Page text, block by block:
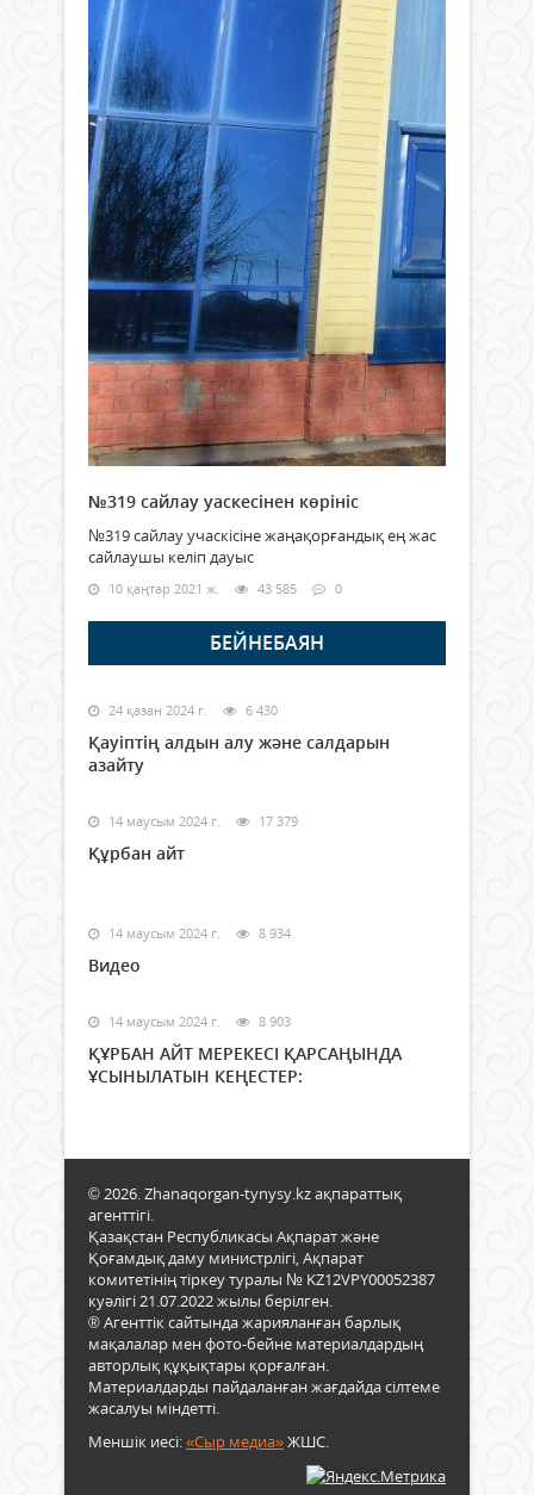
№319 сайлау уаскесінен көрініс
№319 сайлау учаскісіне жаңақорғандық ең жас
сайлаушы келіп дауыс
10 қаңтар 2021 ж. 43 585 0
БЕЙНЕБАЯН
24 қазан 2024 г. 6 430
Қауіптің алдын алу және салдарын
азайту
14 маусым 2024 г. 17 379
Құрбан айт
14 маусым 2024 г. 8 934
Видео
14 маусым 2024 г. 8 903
ҚҰРБАН АЙТ МЕРЕКЕСІ ҚАРСАҢЫНДА
ҰСЫНЫЛАТЫН КЕҢЕСТЕР:
© 2026. Zhanaqorgan-tynysy.kz ақпараттық
агенттігі.
Қазақстан Республикасы Ақпарат және
Қоғамдық даму министрлігі, Ақпарат
комитетінің тіркеу туралы № KZ12VPY00052387
куәлігі 21.07.2022 жылы берілген.
® Агенттік сайтында жарияланған барлық
мақалалар мен фото-бейне материалдардың
авторлық құқықтары қорғалған.
Материалдарды пайдаланған жағдайда сілтеме
жасалуы міндетті.
Меншік иесі:«Сыр медиа»ЖШС.